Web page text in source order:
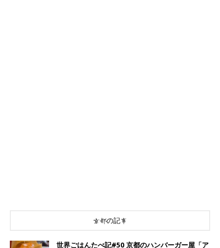
京都の記事
世界ごはんたべ記#50 京都のハンバーガー屋「ア